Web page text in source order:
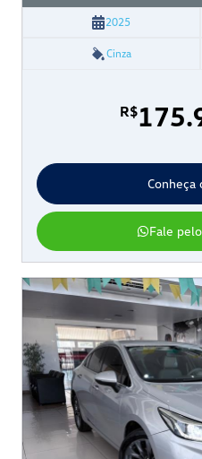
2025
Cinza
R$
Conheça
Fale